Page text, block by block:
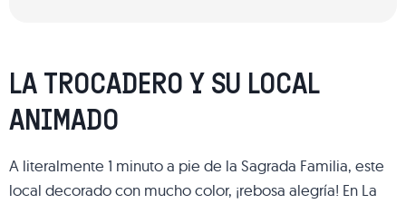
LA TROCADERO Y SU LOCAL
ANIMADO
A literalmente 1 minuto a pie de la Sagrada Familia, este
local decorado con mucho color, ¡rebosa alegría! En La